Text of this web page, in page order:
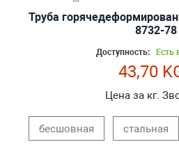
Труба
8732-78
Доступность: Есть
43,70
Цена за кг.
бесшовная стальная